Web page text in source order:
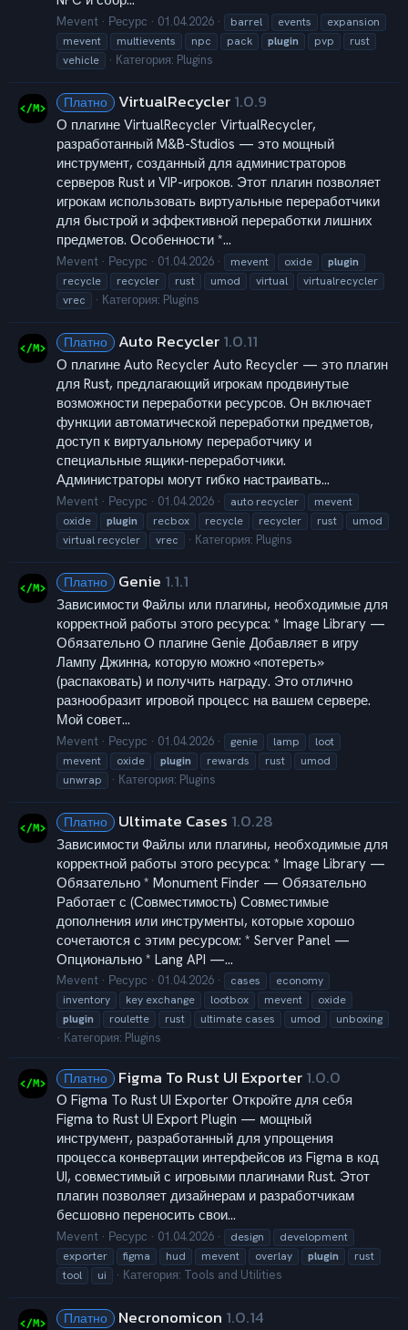
Mevent Ресурс 01.04.2026 barrel events
expansion
mevent
multievents npc pack plugin pvp
rust
vehicle
Категория: Plugins
Платно VirtualRecycler1.0.9
О плагине VirtualRecycler VirtualRecycler,
разработанный M&B-Studios — это мощный
инструмент, созданный для администраторов
серверов Rust и VIP-игроков. Этот плагин позволяет
игрокам использовать виртуальные переработчики
для быстрой и эффективной переработки лишних
предметов. Особенности *...
Mevent Ресурс 01.04.2026 mevent oxide
plugin
recycle
recycler rust umod virtual
virtualrecycler
vrec
Категория: Plugins
Платно Auto Recycler1.0.11
О плагине Auto Recycler Auto Recycler — это плагин
для Rust, предлагающий игрокам продвинутые
возможности переработки ресурсов. Он включает
функции автоматической переработки предметов,
доступ к виртуальному переработчику и
специальные ящики-переработчики.
Администраторы могут гибко настраивать...
Mevent Ресурс 01.04.2026 auto recycler
mevent
oxide
plugin recbox recycle recycler rust
umod
virtual recycler
vrec Категория: Plugins
Платно Genie 1.1.1
Зависимости Файлы или плагины, необходимые для
корректной работы этого ресурса: * Image Library —
Обязательно О плагине Genie Добавляет в игру
Лампу Джинна, которую можно «потереть»
(распаковать) и получить награду. Это отлично
разнообразит игровой процесс на вашем сервере.
Мой совет...
Mevent Ресурс 01.04.2026 genie lamp
loot
mevent
oxide plugin rewards rust
umod
unwrap
Категория: Plugins
Платно Ultimate Cases 1.0.28
Зависимости Файлы или плагины, необходимые для
корректной работы этого ресурса: * Image Library —
Обязательно * Monument Finder — Обязательно
Работает с (Совместимость) Совместимые
дополнения или инструменты, которые хорошо
сочетаются с этим ресурсом: * Server Panel —
Опционально * Lang API —...
Mevent Ресурс 01.04.2026 cases
economy
inventory
key exchange lootbox mevent
oxide
plugin
roulette rust ultimate cases umod unboxing
Категория: Plugins
Платно Figma To Rust UI Exporter1.0.0
О Figma To Rust UI Exporter Откройте для себя
Figma to Rust UI Export Plugin — мощный
инструмент, разработанный для упрощения
процесса конвертации интерфейсов из Figma в код
UI, совместимый с игровыми плагинами Rust. Этот
плагин позволяет дизайнерам и разработчикам
бесшовно переносить свои...
Mevent Ресурс 01.04.2026 design
development
exporter
figma hud mevent overlay plugin
rust
tool
ui Категория: Tools and Utilities
Платно Necronomicon 1.0.14